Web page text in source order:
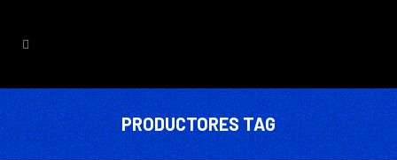
PRODUCTORES TAG